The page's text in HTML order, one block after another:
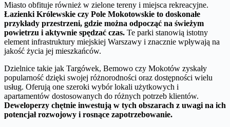
Miasto obfituje również w zielone tereny i miejsca rekreacyjne.
Łazienki Królewskie czy Pole Mokotowskie to doskonałe
przykłady przestrzeni, gdzie można odpocząć na świeżym
powietrzu i aktywnie spędzać czas. Te parki stanowią istotny
element infrastruktury miejskiej Warszawy i znacznie wpływają na
jakość życia jej mieszkańców.
Dzielnice takie jak Targówek, Bemowo czy Mokotów zyskały
popularność dzięki swojej różnorodności oraz dostępności wielu
usług. Oferują one szeroki wybór lokali użytkowych i
apartamentów dostosowanych do różnych potrzeb klientów.
Deweloperzy chętnie inwestują w tych obszarach z uwagi na ich
potencjał rozwojowy i rosnące zapotrzebowanie.